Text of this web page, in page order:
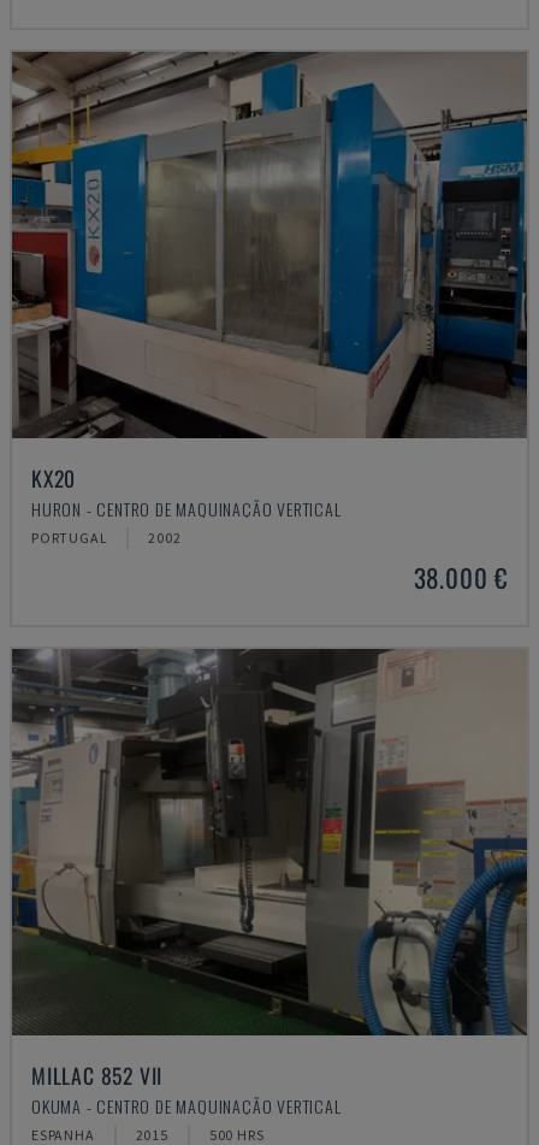
KX20
HURON - CENTRO DE MAQUINAÇÃO VERTICAL
PORTUGAL 2002
38.000 €
MILLAC 852 VII
OKUMA - CENTRO DE MAQUINAÇÃO VERTICAL
ESPANHA 2015 500 HRS